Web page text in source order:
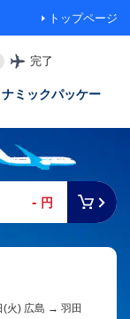
トップページ
完了
ミックパッケー
- 円
(火) 広島 → 羽田